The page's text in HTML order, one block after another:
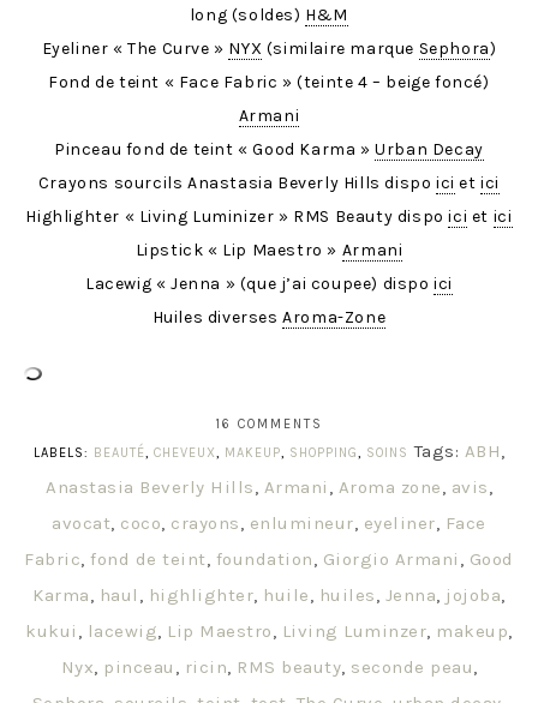
long (soldes) H&M
Eyeliner « The Curve » NYX (similaire marque Sephora)
Fond de teint « Face Fabric » (teinte 4 – beige foncé)
Armani
Pinceau fond de teint « Good Karma »Urban Decay
Crayons sourcils Anastasia Beverly Hills dispoici etici
Highlighter « Living Luminizer » RMS Beauty dispoici et ici
Lipstick « Lip Maestro » Armani
Lacewig « Jenna » (que j’ai coupee) dispoici
Huiles diversesAroma-Zone
16 COMMENTS
LABELS:
BEAUTÉ, CHEVEUX, MAKEUP, SHOPPING, SOINS Tags: ABH,
Anastasia Beverly Hills, Armani , Aroma zone, avis,
avocat, coco, crayons, enlumineur, eyeliner, Face
Fabric,fond de teint, foundation, Giorgio Armani , Good
Karma, haul , highlighter, huile, huiles, Jenna, jojoba,
kukui , lacewig, Lip Maestro, Living Luminzer, makeup,
Nyx, pinceau , ricin, RMS beauty, seconde peau,